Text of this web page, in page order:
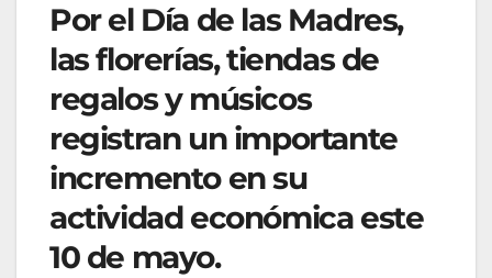
Por el Día de las Madres,
las florerías, tiendas de
regalos y músicos
registran un importante
incremento en su
actividad económica este
10 de mayo.